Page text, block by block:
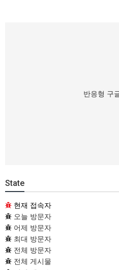
반응형 구
State
현재 접속자
오늘 방문자
어제 방문자
최대 방문자
전체 방문자
전체 게시물